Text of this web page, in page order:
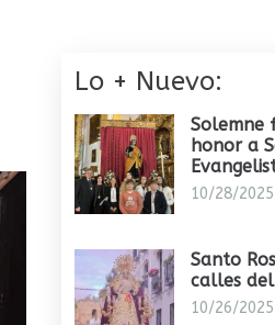
Lo + Nuevo:
Solemne
honor a
10/28/2025
Santo
calles
10/26/2025